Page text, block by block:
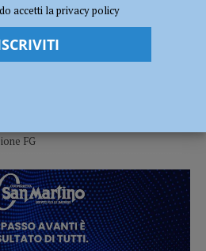
prestazione in Banca o alle Poste
la verifica per avere
FG
accetti la privacy policy